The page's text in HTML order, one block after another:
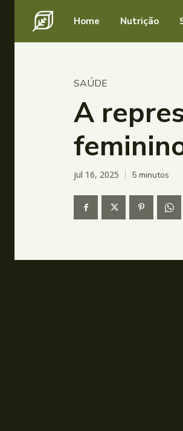
Home Nutrição
SAÚDE
A
jul 16, 2025 5 minutos